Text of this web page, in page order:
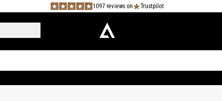
1097 reviews on Trustpilot